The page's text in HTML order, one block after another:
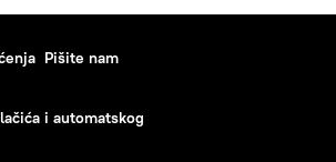
Pišite nam
i automatskog